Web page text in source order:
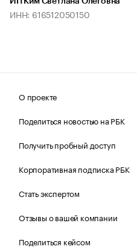
ИНН: 616512050150
О проекте
Поделиться новостью на РБК
Получить пробный доступ
Корпоративная подписка РБК
Стать экспертом
Отзывы о вашей компании
Поделиться кейсом